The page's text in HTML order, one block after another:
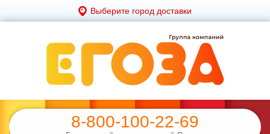
Выберите город доставки
8-800-100-22-69